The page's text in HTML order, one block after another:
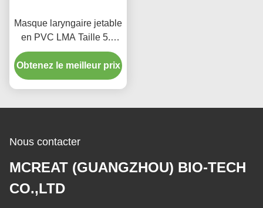
Masque laryngaire jetable
en PVC LMA Taille 5.0
Intubation avec barre
pour usage adulte
Obtenez le meilleur prix
Nous contacter
MCREAT (GUANGZHOU) BIO-TECH
CO.,LTD